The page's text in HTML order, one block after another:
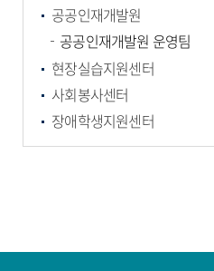
공공인재개발원
공공인재개발원 운영팀
현장실습지원센터
사회봉사센터
장애학생지원센터